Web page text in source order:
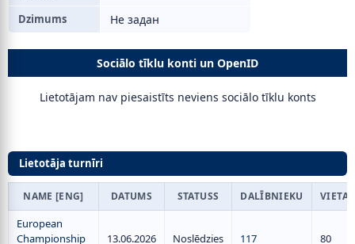
Dzimums Не задан
Sociālo tīklu konti un OpenID
Lietotājam nav piesaistīts neviens sociālo tīklu konts
Lietotāja turnīri
NAME [ENG] DATUMS STATUSS DALĪBNIEKU VIETA
European
Championship
13.06.2026 Noslēdzies 117 80